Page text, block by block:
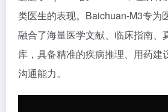
类医生的表现。Baichuan-M3专为
融合了海量医学文献、临床指南、
库，具备精准的疾病推理、用药建
沟通能力。